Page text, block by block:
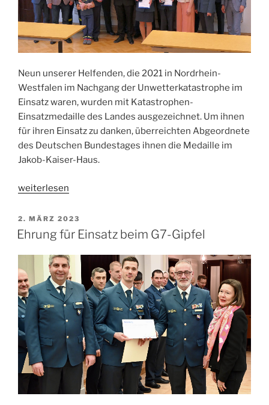
Neun unserer Helfenden, die 2021 in Nordrhein-
Westfalen im Nachgang der Unwetterkatastrophe im
Einsatz waren, wurden mit Katastrophen-
Einsatzmedaille des Landes ausgezeichnet. Um ihnen
für ihren Einsatz zu danken, überreichten Abgeordnete
des Deutschen Bundestages ihnen die Medaille im
Jakob-Kaiser-Haus.
„Ehrung
Fluteinsatz
2021
weiterlesen
VERÖFFENTLICHT
AM
2. MÄRZ 2023
Ehrung für Einsatz beim G7-Gipfel